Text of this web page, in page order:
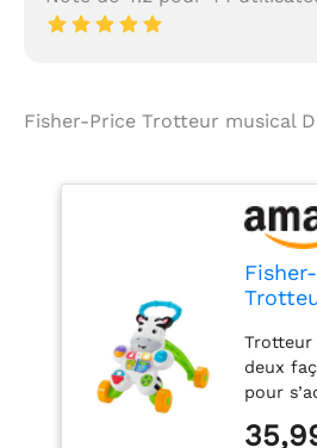
dès 12
prévient
design
parent-
affectifs
Fisher-Price Trotteur musical
Jouet
Trotteur
deux
pour
assis